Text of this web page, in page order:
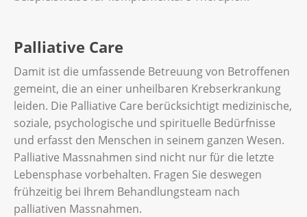
Palliative Care
Damit ist die umfassende Betreuung von Betroffenen
gemeint, die an einer unheilbaren Krebserkrankung
leiden. Die Palliative Care berücksichtigt medizinische,
soziale, psychologische und spirituelle Bedürfnisse
und erfasst den Menschen in seinem ganzen Wesen.
Palliative Massnahmen sind nicht nur für die letzte
Lebensphase vorbehalten. Fragen Sie deswegen
frühzeitig bei Ihrem Behandlungsteam nach
palliativen Massnahmen.